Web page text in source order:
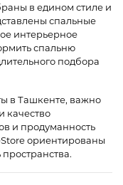
в едином стиле и
спальные
интерьерное
спальню
подбора
в Ташкенте, важно
качество
и продуманность
ориентированы